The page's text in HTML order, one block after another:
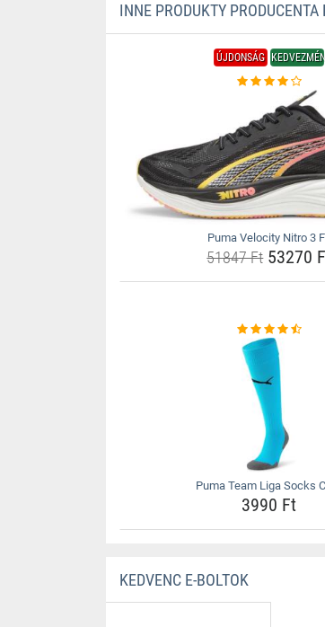
INNE PRODUKTY PRODUCENTA
ÚJDONSÁG
Puma Velocity Nitro 3
51847 Ft53270
Puma Team Liga Socks
3990 Ft
KEDVENC E-BOLTOK